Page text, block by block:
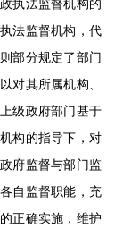
执法监督机构的
法监督机构，代
部分规定了部门
对其所属机构、
级政府部门基于
构的指导下，对
府监督与部门监
自监督职能，充
正确实施，维护